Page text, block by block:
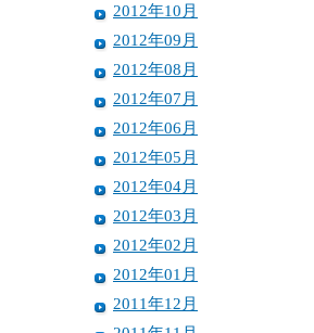
2012年10月
2012年09月
2012年08月
2012年07月
2012年06月
2012年05月
2012年04月
2012年03月
2012年02月
2012年01月
2011年12月